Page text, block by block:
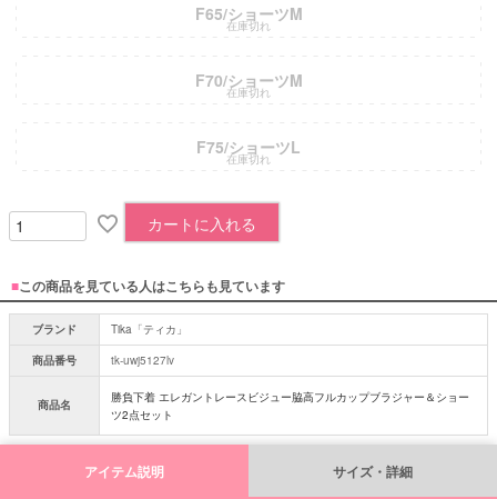
F65/ショーツM
在庫切れ
F70/ショーツM
在庫切れ
F75/ショーツL
在庫切れ
カートに入れる
■この商品を見ている人はこちらも見ています
ブランド
Tika「ティカ」
商品番号
tk-uwj5127lv
商品名
勝負下着 エレガントレースビジュー脇高フルカップブラジャー＆ショー
ツ2点セット
アイテム説明 サイズ・詳細